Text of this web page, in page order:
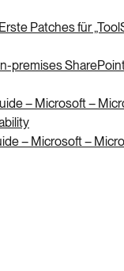
Patches für
premises
– Microsoft –
– Microsoft –